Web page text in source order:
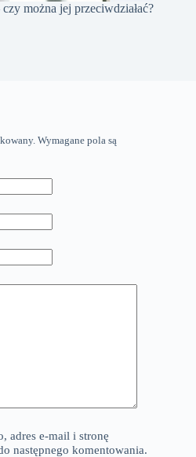
można jej przeciwdziałać?
Wymagane pola są
adres e-mail i stronę
następnego komentowania.